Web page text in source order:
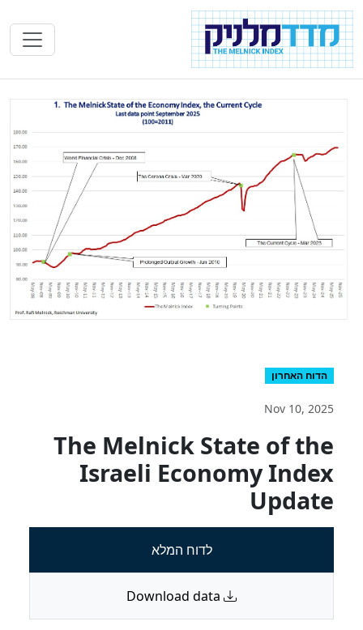
הדוח האחרון
Nov 10, 2025
The Melnick State of the
Israeli Economy Index
Update
לדוח המלא